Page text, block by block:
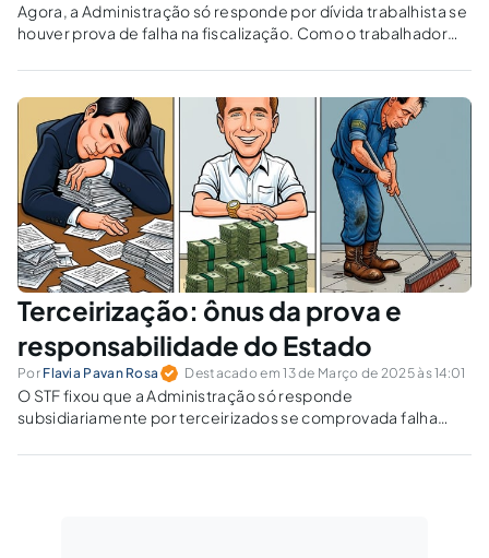
Agora, a Administração só responde por dívida trabalhista se
houver prova de falha na fiscalização. Como o trabalhador
Terceirização: ônus da prova e
responsabilidade do Estado
Por Flavia Pavan Rosa Destacado em 13 de Março de 2025 às 14:01
O STF fixou que a Administração só responde
subsidiariamente por terceirizados se comprovada falha
trabalhistas?